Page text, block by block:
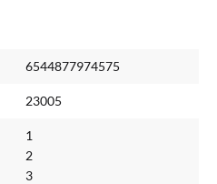
6544877974575
23005
1
2
3